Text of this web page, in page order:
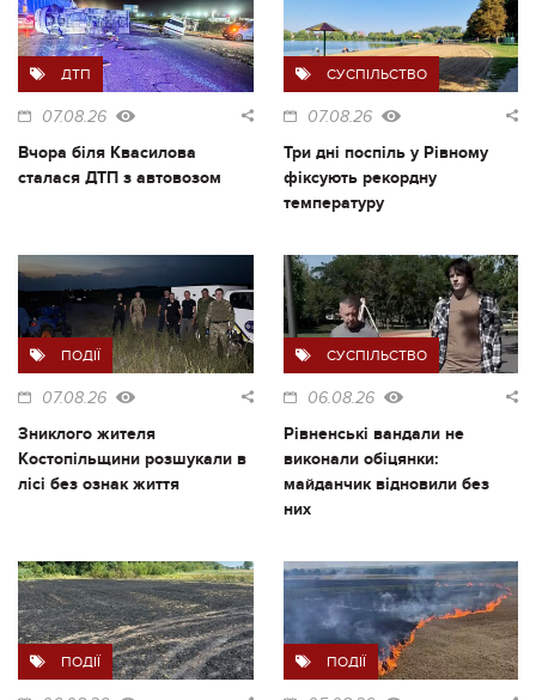
ДТП
07.08.26
Вчора біля Квасилова
сталася ДТП з автовозом
СУСПІЛЬСТВО
07.08.26
Три дні поспіль у Рівному
фіксують рекордну
температуру
ПОДІЇ
07.08.26
Зниклого жителя
Костопільщини розшукали в
лісі без ознак життя
СУСПІЛЬСТВО
06.08.26
Рівненські вандали не
виконали обіцянки:
майданчик відновили без
них
ПОДІЇ ПОДІЇ